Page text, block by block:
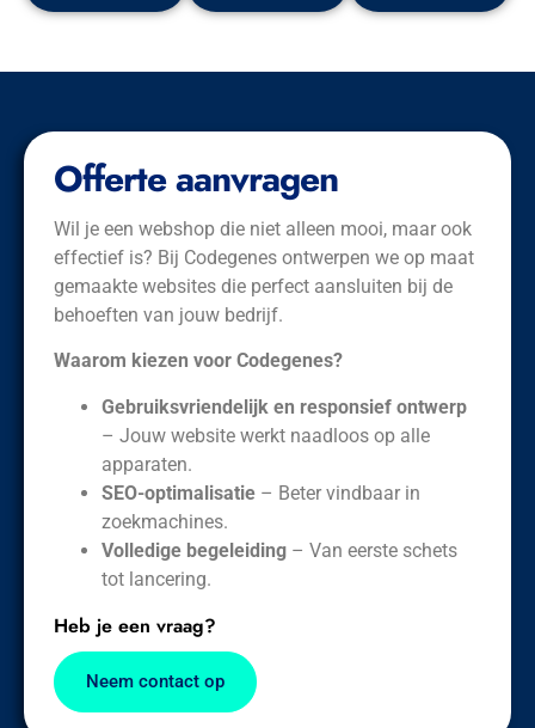
Offerte aanvragen
Wil je een webshop die niet alleen mooi, maar ook
effectief is? Bij Codegenes ontwerpen we op maat
gemaakte websites die perfect aansluiten bij de
behoeften van jouw bedrijf.
Waarom kiezen voor Codegenes?
Gebruiksvriendelijk en responsief ontwerp
– Jouw website werkt naadloos op alle
apparaten.
SEO-optimalisatie – Beter vindbaar in
zoekmachines.
Volledige begeleiding – Van eerste schets
tot lancering.
Heb je een vraag?
Neem contact op